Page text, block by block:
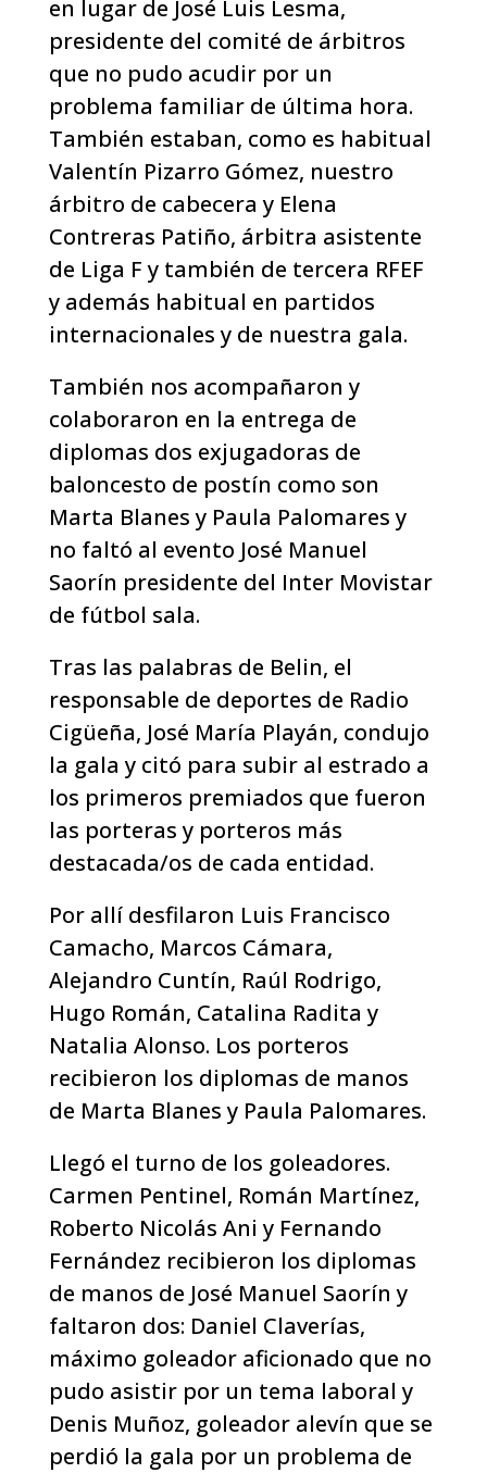
en lugar de José Luis Lesma,
presidente del comité de árbitros
que no pudo acudir por un
problema familiar de última hora.
También estaban, como es habitual
Valentín Pizarro Gómez, nuestro
árbitro de cabecera y Elena
Contreras Patiño, árbitra asistente
de Liga F y también de tercera RFEF
y además habitual en partidos
internacionales y de nuestra gala.
También nos acompañaron y
colaboraron en la entrega de
diplomas dos exjugadoras de
baloncesto de postín como son
Marta Blanes y Paula Palomares y
no faltó al evento José Manuel
Saorín presidente del Inter Movistar
de fútbol sala.
Tras las palabras de Belin, el
responsable de deportes de Radio
Cigüeña, José María Playán, condujo
la gala y citó para subir al estrado a
los primeros premiados que fueron
las porteras y porteros más
destacada/os de cada entidad.
Por allí desfilaron Luis Francisco
Camacho, Marcos Cámara,
Alejandro Cuntín, Raúl Rodrigo,
Hugo Román, Catalina Radita y
Natalia Alonso. Los porteros
recibieron los diplomas de manos
de Marta Blanes y Paula Palomares.
Llegó el turno de los goleadores.
Carmen Pentinel, Román Martínez,
Roberto Nicolás Ani y Fernando
Fernández recibieron los diplomas
de manos de José Manuel Saorín y
faltaron dos: Daniel Claverías,
máximo goleador aficionado que no
pudo asistir por un tema laboral y
Denis Muñoz, goleador alevín que se
perdió la gala por un problema de